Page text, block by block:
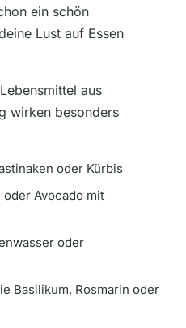
ein schön
Lust auf Essen
aus
wirken besonders
oder Kürbis
Avocado mit
oder
Basilikum, Rosmarin oder